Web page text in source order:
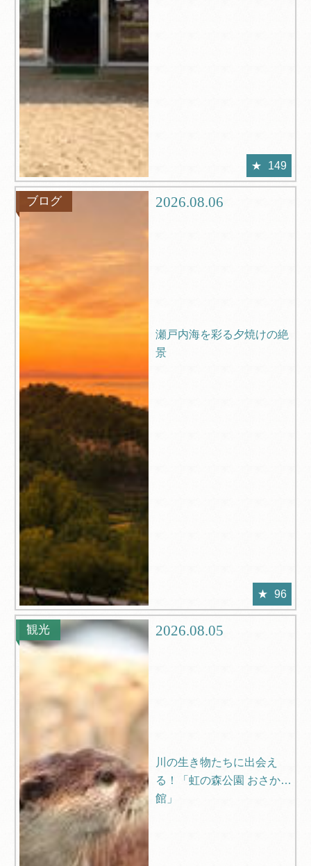
149
ブログ 2026.08.06
瀬戸内海を彩る夕焼けの絶
景
96
観光 2026.08.05
川の生き物たちに出会え
る！「虹の森公園 おさかな
館」